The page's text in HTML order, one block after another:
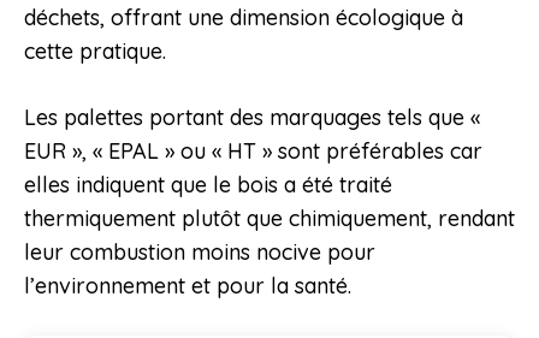
déchets, offrant une dimension écologique à
cette pratique.
Les palettes portant des marquages tels que «
EUR », « EPAL » ou « HT » sont préférables car
elles indiquent que le bois a été traité
thermiquement plutôt que chimiquement, rendant
leur combustion moins nocive pour
l’environnement et pour la santé.